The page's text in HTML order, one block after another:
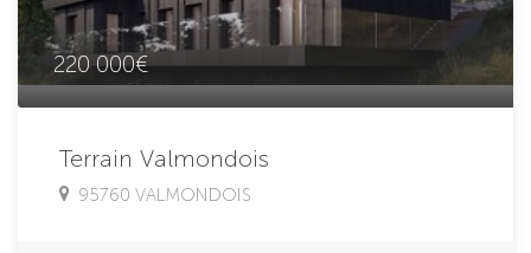
220 000€
Terrain Valmondois
95760 VALMONDOIS